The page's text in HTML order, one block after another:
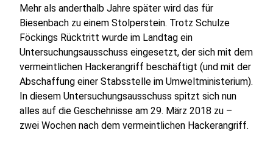
Mehr als anderthalb Jahre später wird das für
Biesenbach zu einem Stolperstein. Trotz Schulze
Föckings Rücktritt wurde im Landtag ein
Untersuchungsausschuss eingesetzt, der sich mit dem
vermeintlichen Hackerangriff beschäftigt (und mit der
Abschaffung einer Stabsstelle im Umweltministerium).
In diesem Untersuchungsausschuss spitzt sich nun
alles auf die Geschehnisse am 29. März 2018 zu –
zwei Wochen nach dem vermeintlichen Hackerangriff.